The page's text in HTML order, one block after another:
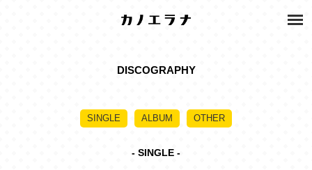
DISCOGRAPHY
SINGLE ALBUM OTHER
- SINGLE -